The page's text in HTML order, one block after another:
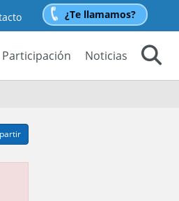
¿Te llamamos?
Participación
Noticias
compartir